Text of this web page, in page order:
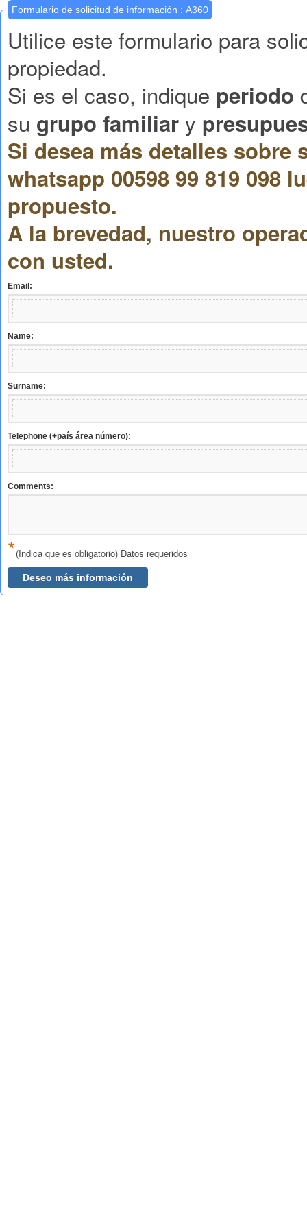
Formulario de solicitud de información : A360
Utilice este formulario para
propiedad.
Si es el caso, indique periodo
su grupo familiar y
Si desea más detalles
whatsapp 00598 99 819 098
propuesto.
A la brevedad, nuestro
con usted.
Email:
Name:
Surname:
Telephone (+país área número):
Comments:
*(Indica que es obligatorio) Datos requeridos